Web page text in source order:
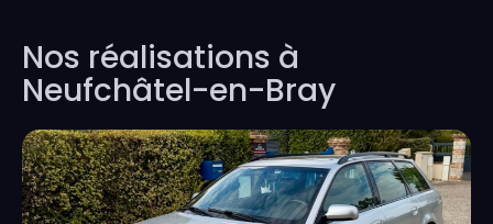
Nos réalisations à
Neufchâtel-en-Bray